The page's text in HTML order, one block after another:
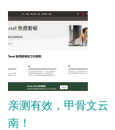
亲测有效，甲骨文云
南！